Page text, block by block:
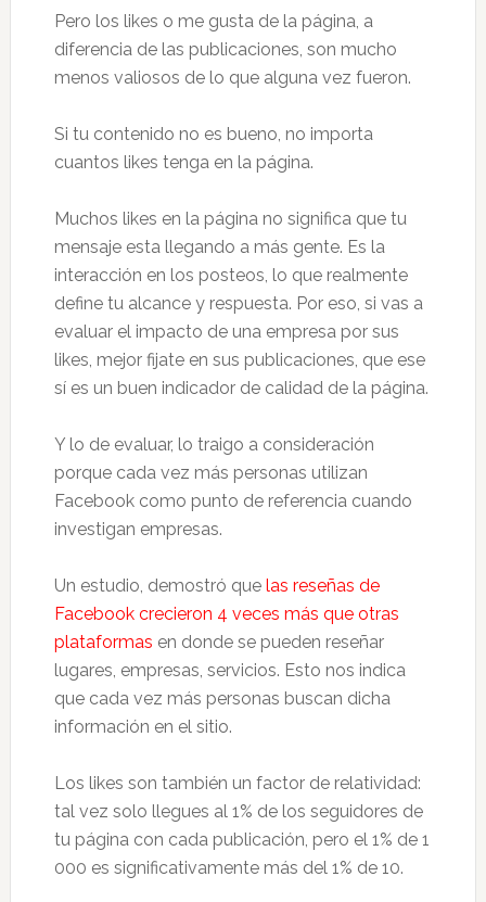
Pero los likes o me gusta de la página, a
diferencia de las publicaciones, son mucho
menos valiosos de lo que alguna vez fueron.
Si tu contenido no es bueno, no importa
cuantos likes tenga en la página.
Muchos likes en la página no significa que tu
mensaje esta llegando a más gente. Es la
interacción en los posteos, lo que realmente
define tu alcance y respuesta. Por eso, si vas a
evaluar el impacto de una empresa por sus
likes, mejor fijate en sus publicaciones, que ese
sí es un buen indicador de calidad de la página.
Y lo de evaluar, lo traigo a consideración
porque cada vez más personas utilizan
Facebook como punto de referencia cuando
investigan empresas.
Un estudio, demostró que las reseñas de
Facebook crecieron 4 veces más que otras
plataformas en donde se pueden reseñar
lugares, empresas, servicios. Esto nos indica
que cada vez más personas buscan dicha
información en el sitio.
Los likes son también un factor de relatividad:
tal vez solo llegues al 1% de los seguidores de
tu página con cada publicación, pero el 1% de 1
000 es significativamente más del 1% de 10.